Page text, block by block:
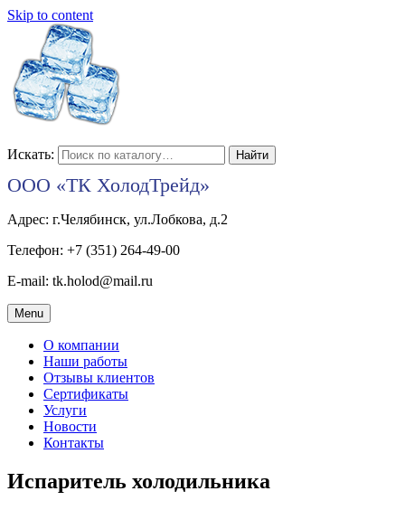
Skip to content
Искать:
ООО «ТК ХолодТрейд»
Адрес: г.Челябинск, ул.Лобкова, д.2
Телефон: +7 (351) 264-49-00
E-mail: tk.holod@mail.ru
Menu
О компании
Наши работы
Отзывы клиентов
Сертификаты
Услуги
Новости
Контакты
Испаритель холодильника